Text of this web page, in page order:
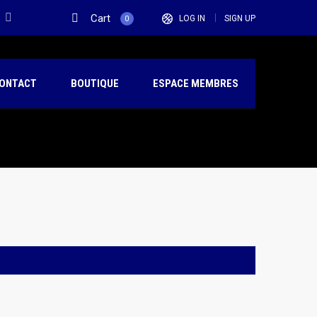
Cart 0 LOG IN SIGN UP
BOUTIQUE ESPACE MEMBRES